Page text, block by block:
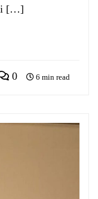
[…]
0 6 min read